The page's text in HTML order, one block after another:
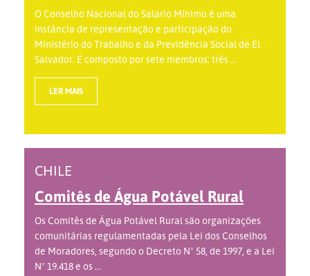
O Conselho Nacional do Salario Mínimo é uma
instância de representação e participação do
Ministério do Trabalho e da Previdência Social de El
Salvador. É composto por sete membros: três ...
LER MAIS
CHILE
Comitês de Água Potável Rural
Os Comitês de Água Potável Rural são organizações
comunitárias regulamentadas pela Lei dos Conselhos
de Moradores, segundo o Decreto Nº 58, de 1997, e a Lei
Nº 19.418 e os ...